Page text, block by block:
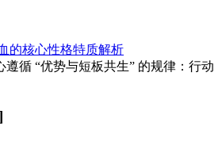
的核心性格特质解析
遵循 “优势与短板共生” 的规律：行动